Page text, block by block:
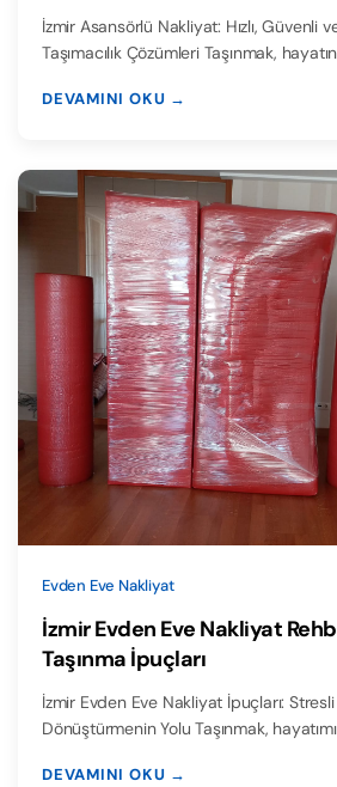
İzmir Asansörlü Nakliyat: Hızlı, Güvenli
Taşımacılık Çözümleri Taşınmak,
DEVAMINI OKU →
Evden Eve Nakliyat
İzmir Evden Eve Nakliyat
Taşınma İpuçları
İzmir Evden Eve Nakliyat İpuçları:
Dönüştürmenin Yolu Taşınmak,
DEVAMINI OKU →